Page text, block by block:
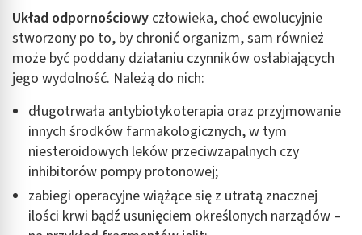
Układ odpornościowy człowieka, choć ewolucyjnie
stworzony po to, by chronić organizm, sam również
może być poddany działaniu czynników osłabiających
jego wydolność. Należą do nich:
długotrwała antybiotykoterapia oraz przyjmowanie
innych środków farmakologicznych, w tym
niesteroidowych leków przeciwzapalnych czy
inhibitorów pompy protonowej;
zabiegi operacyjne wiążące się z utratą znacznej
ilości krwi bądź usunięciem określonych narządów –